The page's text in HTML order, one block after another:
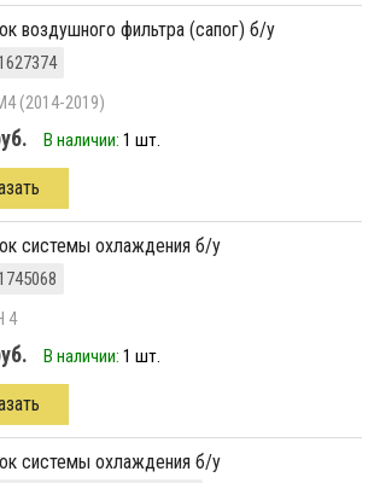
воздушного фильтра (сапог) б/у
(2014-2019)
В наличии: 1 шт.
системы охлаждения б/у
4
В наличии: 1 шт.
системы охлаждения б/у